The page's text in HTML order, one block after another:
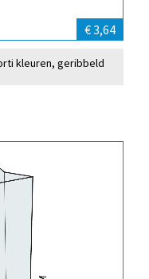
€ 3,64
kleuren, geribbeld